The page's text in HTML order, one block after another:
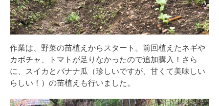
作業は、野菜の苗植えからスタート。前回植えたネギや
カボチャ、トマトが足りなかったので追加購入！さら
に、スイカとバナナ瓜（珍しいですが、甘くて美味しい
らしい！）の苗植えも行いました。